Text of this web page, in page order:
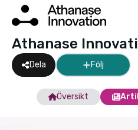
Athanase
Dela Följ
Översikt